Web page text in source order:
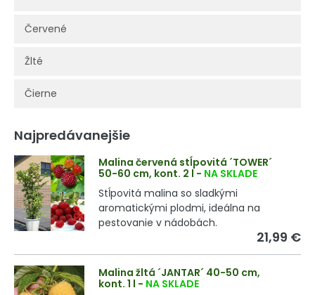
Červené
Žlté
Čierne
Najpredávanejšie
Malina červená stĺpovitá ´TOWER´
50-60 cm, kont. 2 l- NA SKLADE
Stĺpovitá malina so sladkými
aromatickými plodmi, ideálna na
pestovanie v nádobách.
21,99 €
Malina žltá ´JANTAR´ 40-50 cm,
kont. 1 l - NA SKLADE